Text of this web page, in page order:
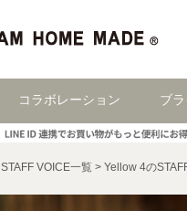
コラボレーション ブ
STAFF VOICE一覧 Yellow 4の